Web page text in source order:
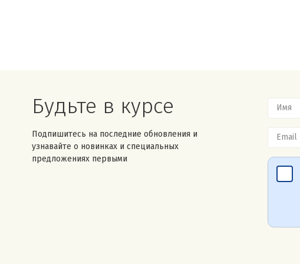
Будьте в курсе
Подпишитесь на последние обновления и
узнавайте о новинках и специальных
предложениях первыми